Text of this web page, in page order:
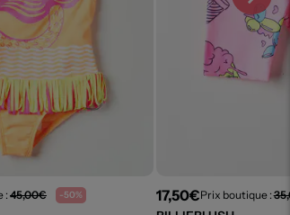
:45,00€ -50% 17,50€Prix boutique :